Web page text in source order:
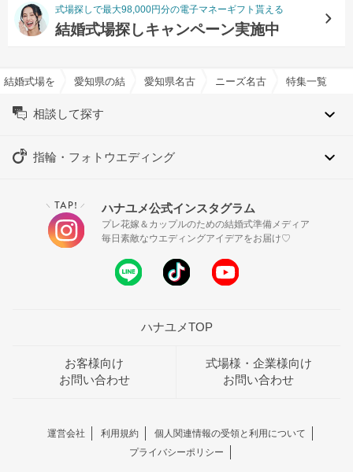
式場探しで最大98,000円分の電子マネーギフト貰える
結婚式場探しキャンペーン実施中
結婚式場を探すならハナユメ
愛知県の結婚式場一覧愛知県名古屋市の結婚式場一覧
ニーズ名古屋丸の内 by T&G
特集一覧
相談して探す
指輪・フォトウエディング
＼ TAP! ／ ハナユメ公式インスタグラム
プレ花嫁＆カップルのための結婚式準備メディア
毎日素敵なウエディングアイデアをお届け♡
ハナユメTOP
お客様向け
お問い合わせ
式場様・企業様向け
お問い合わせ
運営会社 利用規約
個人関連情報の受領と利用について
プライバシーポリシー